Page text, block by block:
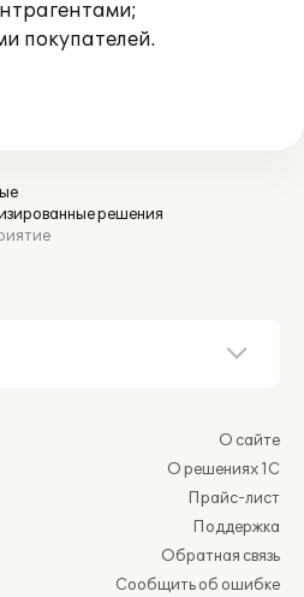
покупателей.
решения
О сайте
О решениях 1С
Прайс-лист
Поддержка
Обратная связь
Сообщить об ошибке